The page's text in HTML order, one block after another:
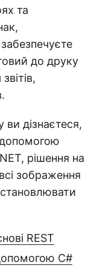
та
до друку
дізнаєтеся,
допомогою
рішення на
зображення
REST
C#